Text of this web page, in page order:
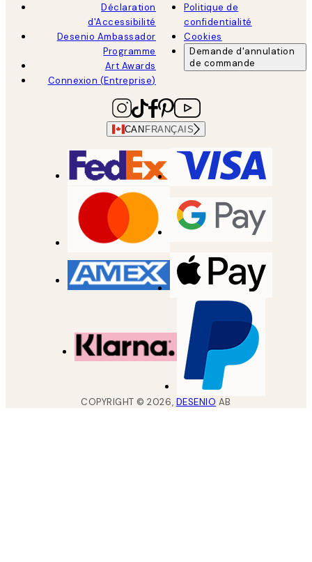
Déclaration
d'Accessibilité
Desenio Ambassador
Programme
Art Awards
Connexion (Entreprise)
Politique de
confidentialité
Cookies
Demande d'annulation
de commande
CAN FRANÇAIS
COPYRIGHT ©2026, DESENIO AB